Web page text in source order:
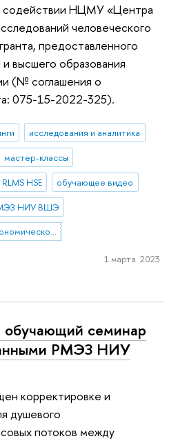
содействии НЦМУ «Центра
человеческого
предоставленного
высшего образования
(№ соглашения о
075-15-2022-325).
исследования и аналитика
мастер-классы
RLMS HSE
обучающее видео
НИУ ВШЭ
Российский мониторинг экономического положения и здоровья населения НИУ ВШЭ
1 марта 2023
семинар
РМЭЗ НИУ
корректировке и
душевого
потоков между